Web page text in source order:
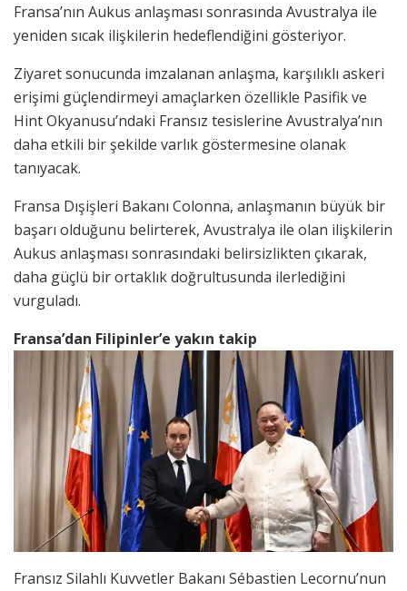
Fransa’nın Aukus anlaşması sonrasında Avustralya ile
yeniden sıcak ilişkilerin hedeflendiğini gösteriyor.
Ziyaret sonucunda imzalanan anlaşma, karşılıklı askeri
erişimi güçlendirmeyi amaçlarken özellikle Pasifik ve
Hint Okyanusu’ndaki Fransız tesislerine Avustralya’nın
daha etkili bir şekilde varlık göstermesine olanak
tanıyacak.
Fransa Dışişleri Bakanı Colonna, anlaşmanın büyük bir
başarı olduğunu belirterek, Avustralya ile olan ilişkilerin
Aukus anlaşması sonrasındaki belirsizlikten çıkarak,
daha güçlü bir ortaklık doğrultusunda ilerlediğini
vurguladı.
Fransa’dan Filipinler’e yakın takip
Fransız Silahlı Kuvvetler Bakanı Sébastien Lecornu’nun